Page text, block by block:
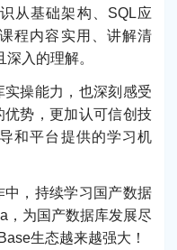
从基础架构、SQL应
程内容实用、讲解清
入的理解。
操能力，也深刻感受
势，更加认可信创技
和平台提供的学习机
，持续学习国产数据
，为国产数据库发展尽
生态越来越强大！